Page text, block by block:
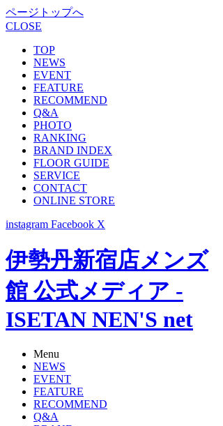
ページトップへ
CLOSE
TOP
NEWS
EVENT
FEATURE
RECOMMEND
Q&A
PHOTO
RANKING
BRAND INDEX
FLOOR GUIDE
SERVICE
CONTACT
ONLINE STORE
instagram Facebook X
伊勢丹新宿店メンズ
館 公式メディア -
ISETAN NEN'S net
Menu
NEWS
EVENT
FEATURE
RECOMMEND
Q&A